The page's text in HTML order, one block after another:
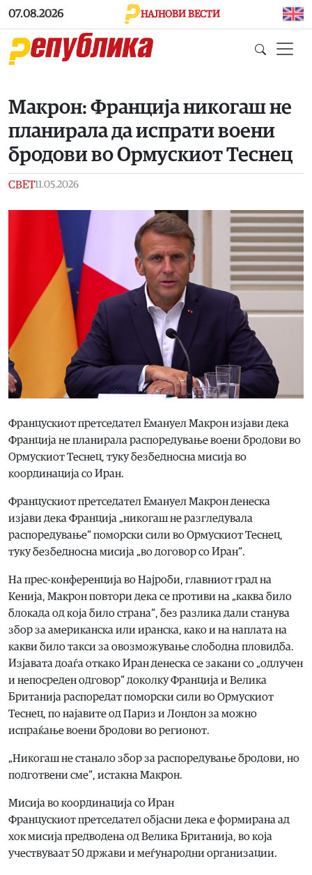
Skip to main content
07.08.2026 НАЈНОВИ ВЕСТИ
Макрон: Франција никогаш не
планирала да испрати воени
бродови во Ормускиот Теснец
СВЕТ11.05.2026
Францускиот претседател Емануел Макрон изјави дека
Франција не планирала распоредување воени бродови во
Ормускиот Теснец, туку безбедносна мисија во
координација со Иран.
Францускиот претседател Емануел Макрон денеска
изјави дека Франција „никогаш не разгледувала
распоредување“ поморски сили во Ормускиот Теснец,
туку безбедносна мисија „во договор со Иран“.
На прес-конференција во Најроби, главниот град на
Кенија, Макрон повтори дека се противи на „каква било
блокада од која било страна“, без разлика дали станува
збор за американска или иранска, како и на наплата на
какви било такси за овозможување слободна пловидба.
Изјавата доаѓа откако Иран денеска се закани со „одлучен
и непосреден одговор“ доколку Франција и Велика
Британија распоредат поморски сили во Ормускиот
Теснец, по најавите од Париз и Лондон за можно
испраќање воени бродови во регионот.
„Никогаш не станало збор за распоредување бродови, но
подготвени сме“, истакна Макрон.
Мисија во координација со Иран
Францускиот претседател објасни дека е формирана ад
хок мисија предводена од Велика Британија, во која
учествуваат 50 држави и меѓународни организации.